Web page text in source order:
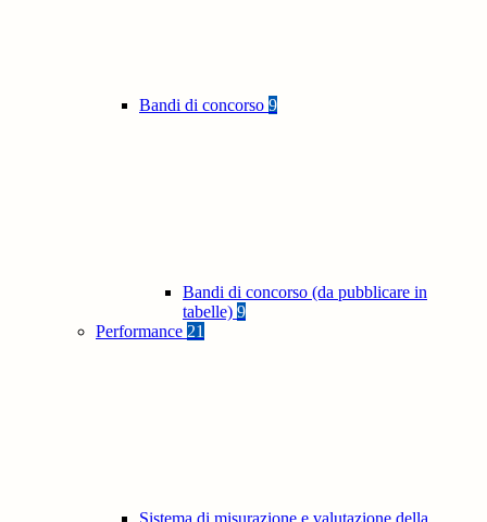
Bandi di concorso 9
Bandi di concorso (da pubblicare in
tabelle) 9
Performance 21